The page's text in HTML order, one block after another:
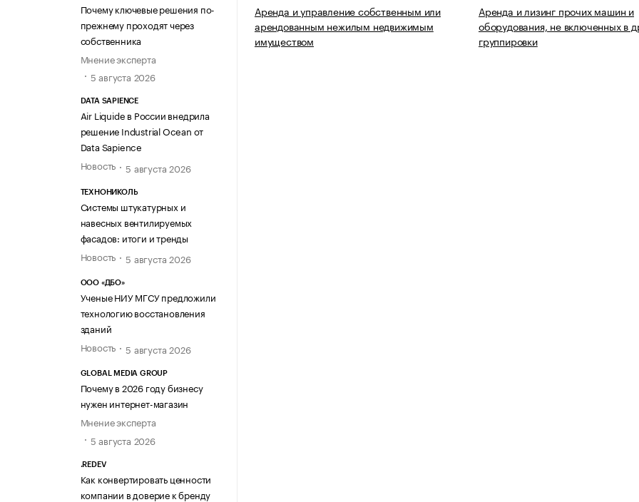
Почему ключевые решения по-
прежнему проходят через
собственника
Мнение эксперта
5 августа 2026
DATA SAPIENCE
Air Liquide в России внедрила
решение Industrial Ocean от
Data Sapience
Новость
5 августа 2026
ТЕХНОНИКОЛЬ
Системы штукатурных и
навесных вентилируемых
фасадов: итоги и тренды
Новость
5 августа 2026
ООО «ДБО»
Ученые НИУ МГСУ предложили
технологию восстановления
зданий
Новость
5 августа 2026
GLOBAL MEDIA GROUP
Почему в 2026 году бизнесу
нужен интернет-магазин
Мнение эксперта
5 августа 2026
.REDEV
Как конвертировать ценности
компании в доверие к бренду
Аренда и управление собственным или
арендованным нежилым недвижимым
имуществом
Аренда и лизинг прочих машин и
оборудования, не включенных в
группировки